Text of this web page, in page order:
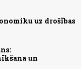
uz drošības
un